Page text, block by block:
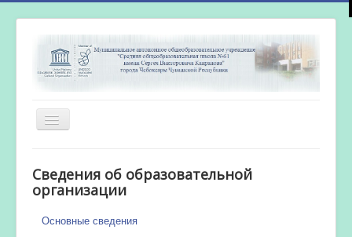
Включить/
выключить
Новости
Сведения об образовательной
организации
Основные сведения